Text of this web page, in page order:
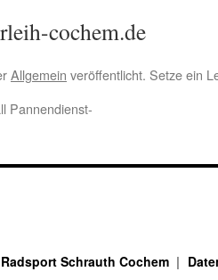
cochem.de
Allgemein veröffentlicht. Setze ein
Pannendienst-
Schrauth Cochem